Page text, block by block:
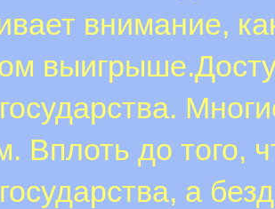
внимание,
Вплоть до того,
а